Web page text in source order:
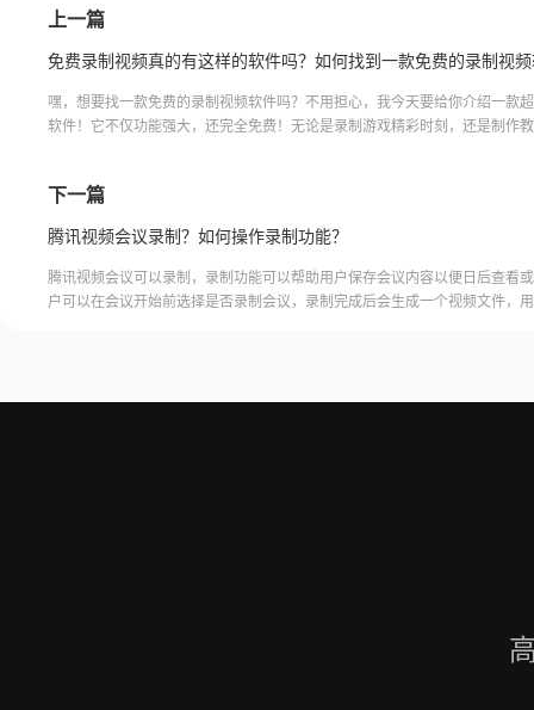
上一篇
免费录制视频真的有这样的软件吗？如何找到一款免费的录制视
嘿，想要找一款免费的录制视频软件吗？不用担心，我今天要给你介绍一款
软件！它不仅功能强大，还完全免费！无论是录制游戏精彩时刻，还是制作
下一篇
腾讯视频会议录制？如何操作录制功能？
腾讯视频会议可以录制，录制功能可以帮助用户保存会议内容以便日后查看
户可以在会议开始前选择是否录制会议，录制完成后会生成一个视频文件，